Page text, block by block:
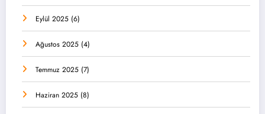
Eylül 2025 (6)
Ağustos 2025 (4)
Temmuz 2025 (7)
Haziran 2025 (8)